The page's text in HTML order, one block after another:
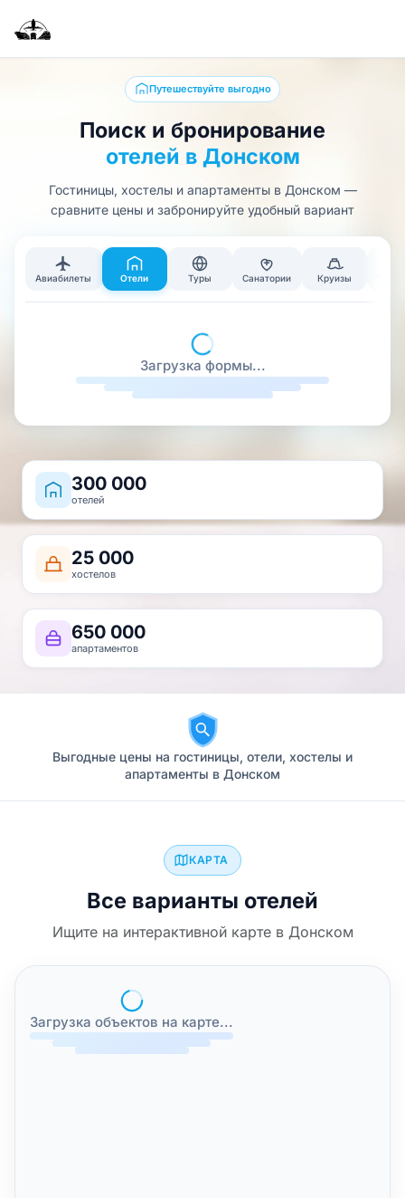
Путешествуйте выгодно
Поиск и бронирование
отелей в Донском
Гостиницы, хостелы и апартаменты в Донском —
сравните цены и забронируйте удобный вариант
Авиабилеты Отели Туры Санатории Круизы
Загрузка формы...
300 000
отелей
25 000
хостелов
650 000
апартаментов
Выгодные цены на гостиницы, отели, хостелы и
апартаменты в Донском
КАРТА
Все варианты отелей
Ищите на интерактивной карте в Донском
Загрузка объектов на карте...